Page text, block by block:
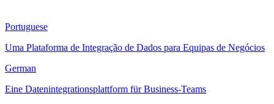
Portuguese
Uma Plataforma de Integração de Dados para Equipas de Negócios
German
Eine Datenintegrationsplattform für Business-Teams